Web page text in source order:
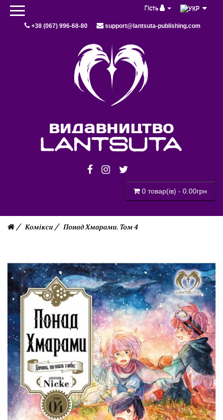
Гість
+38 (067) 996-68-80 support@lantsuta-publishing.com
видавництво
lantsuta
0 товар(ів) - 0.00грн
Комікси Понад Хмарами. Том 4